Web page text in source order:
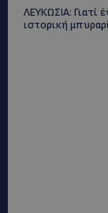
ΛΕΥΚΩΣΙΑ: Γιατί
ιστορική